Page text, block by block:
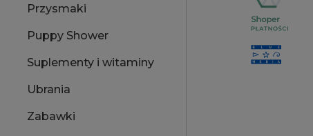
Przysmaki
Puppy Shower
Suplementy i witaminy
Ubrania
Zabawki